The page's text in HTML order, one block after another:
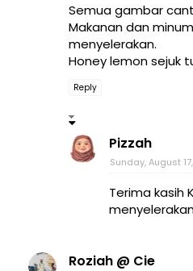
Semua gambar
Makanan dan
menyelerakan.
Honey lemon sejuk
Reply
Pizzah
Sunday, August
Terima kasih
Roziah @ Cie